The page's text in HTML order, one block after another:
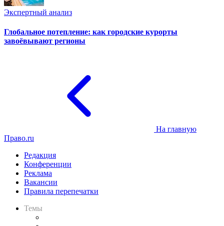
Экспертный анализ
Глобальное потепление: как городские курорты
завоёвывают регионы
На главную
Право.ru
Редакция
Конференции
Реклама
Вакансии
Правила перепечатки
Темы